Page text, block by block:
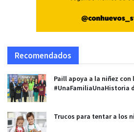
Recomendados
Paill apoya a la niñez con
#UnaFamiliaUnaHistoria
Trucos para tentar a los